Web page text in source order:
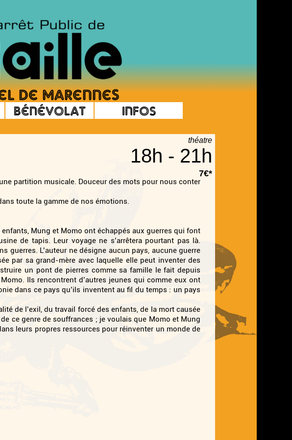
Bénévolat Infos
théatre
18h - 21h
7€*
partition musicale. Douceur des mots pour nous conter
toute la gamme de nos émotions.
Mung et Momo ont échappés aux guerres qui font
de tapis. Leur voyage ne s’arrêtera pourtant pas là.
guerres. L’auteur ne désigne aucun pays, aucune guerre
par sa grand-mère avec laquelle elle peut inventer des
un pont de pierres comme sa famille le fait depuis
Ils rencontrent d’autres jeunes qui comme eux ont
dans ce pays qu’ils inventent au fil du temps : un pays
de l’exil, du travail forcé des enfants, de la mort causée
ce genre de souffrances ; je voulais que Momo et Mung
leurs propres ressources pour réinventer un monde de